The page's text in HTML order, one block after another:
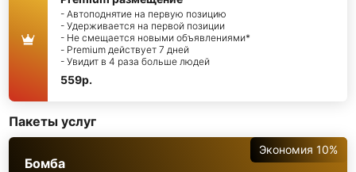
- Автоподнятие на первую позицию
- Удерживается на первой позиции
- Не смещается новыми объявлениями*
- Premium действует 7 дней
- Увидит в 4 раза больше людей
559р.
Пакеты услуг
Экономия 10%
Бомба